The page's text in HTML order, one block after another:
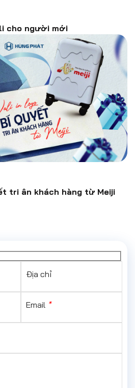
cho người mới
tri ân khách hàng từ Meiji
Địa chỉ
Email *